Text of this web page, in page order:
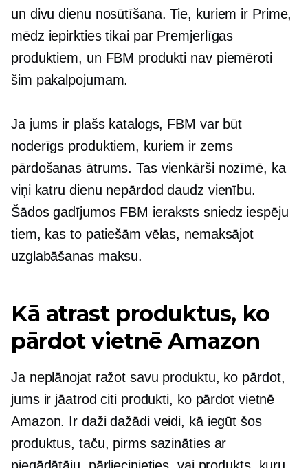
un divu dienu nosūtīšana. Tie, kuriem ir Prime,
mēdz iepirkties tikai par Premjerlīgas
produktiem, un FBM produkti nav piemēroti
šim pakalpojumam.
Ja jums ir plašs katalogs, FBM var būt
noderīgs produktiem, kuriem ir zems
pārdošanas ātrums. Tas vienkārši nozīmē, ka
viņi katru dienu nepārdod daudz vienību.
Šādos gadījumos FBM ieraksts sniedz iespēju
tiem, kas to patiešām vēlas, nemaksājot
uzglabāšanas maksu.
Kā atrast produktus, ko
pārdot vietnē Amazon
Ja neplānojat ražot savu produktu, ko pārdot,
jums ir jāatrod citi produkti, ko pārdot vietnē
Amazon. Ir daži dažādi veidi, kā iegūt šos
produktus, taču, pirms sazināties ar